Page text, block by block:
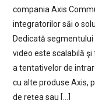
compania Axis
integratorilor săi o
Dedicată
video este scalabilă
a tentativelor de
cu alte produse Axis,
de reţea sau […]